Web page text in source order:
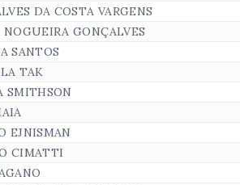
DA COSTA VARGENS
NOGUEIRA GONÇALVES
SANTOS
TAK
SMITHSON
EJNISMAN
CIMATTI